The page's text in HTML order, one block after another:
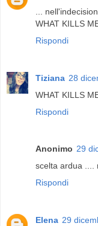
...
WHAT KILLS
Rispondi
Tiziana 28
WHAT KILLS
Rispondi
Anonimo 29
scelta ardua ....
Rispondi
Elena 29